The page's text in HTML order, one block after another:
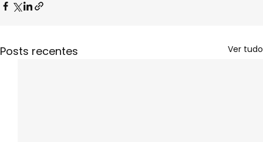
Posts recentes Ver tudo